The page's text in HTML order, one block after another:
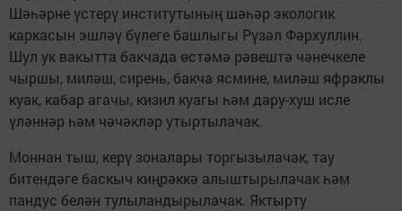
Шәһәрне үстерү институтының шәһәр экологик
каркасын эшләү бүлеге башлыгы Рүзәл Фәрхуллин.
Шул ук вакытта бакчада өстәмә рәвештә чәнечкеле
чыршы, миләш, сирень, бакча ясмине, миләш яфраклы
куак, кабар агачы, кизил куагы һәм дару-хуш исле
үләннәр һәм чәчәкләр утыртылачак.
Моннан тыш, керү зоналары торгызылачак, тау
битендәге баскыч киңрәккә алыштырылачак һәм
пандус белән тулыландырылачак. Яктырту